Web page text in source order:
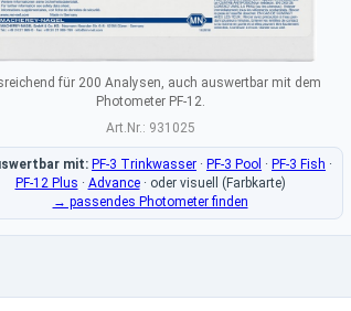
für 200 Analysen, auch auswertbar mit dem
Photometer PF-12.
Art.Nr.: 931025
mit: PF-3 Trinkwasser · PF-3 Pool · PF-3 Fish ·
PF-12 Plus · Advance· oder visuell (Farbkarte)
→ passendes Photometer finden